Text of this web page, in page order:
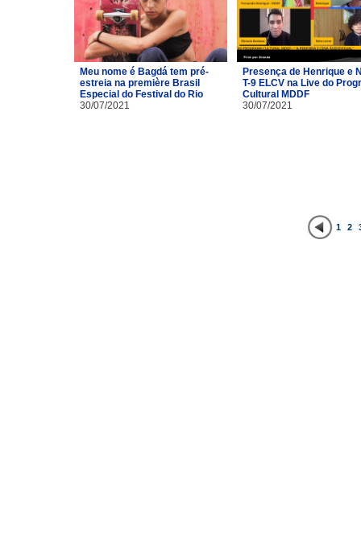
Meu nome é Bagdá tem pré-
estreia na première Brasil
Especial do Festival do Rio
30/07/2021
Presença de Henrique e
T-9 ELCV na Live do
Cultural MDDF
30/07/2021
1 2